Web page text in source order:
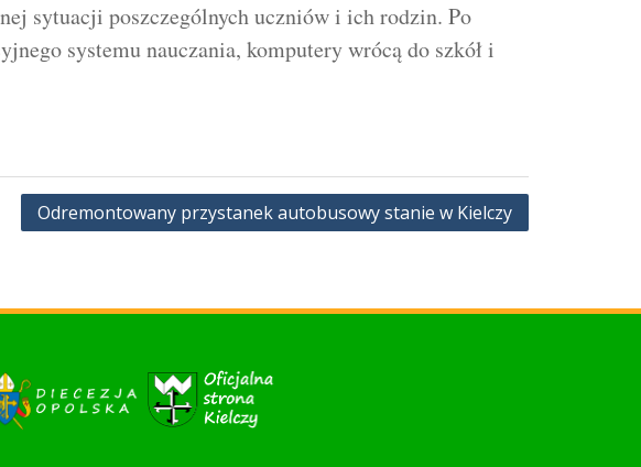
sytuacji poszczególnych uczniów i ich rodzin. Po
systemu nauczania, komputery wrócą do szkół i
Odremontowany przystanek autobusowy stanie w Kielczy